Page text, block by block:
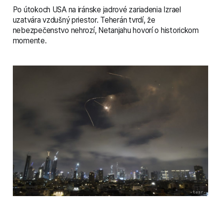
Po útokoch USA na iránske jadrové zariadenia Izrael
uzatvára vzdušný priestor. Teherán tvrdí, že
nebezpečenstvo nehrozí, Netanjahu hovorí o historickom
momente.